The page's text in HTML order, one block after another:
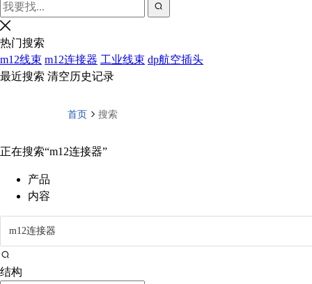
热门搜索
m12线束 m12连接器 工业线束 dp航空插头
最近搜索 清空历史记录
首页 搜索
正在搜索“m12连接器”
产品
内容
结构